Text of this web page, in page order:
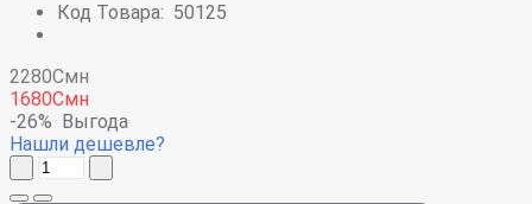
Код Товара: 50125
2280Смн
1680Смн
-26% Выгода
Нашли дешевле?